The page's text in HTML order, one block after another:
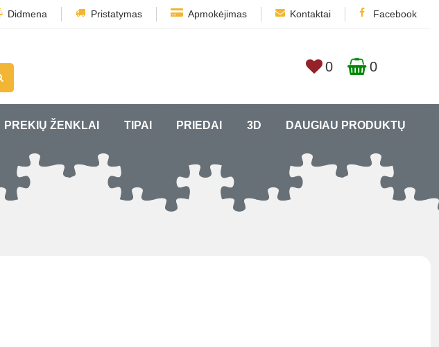
Didmena Pristatymas Apmokėjimas Kontaktai Facebook
0 0
PREKIŲ ŽENKLAI TIPAI PRIEDAI 3D DAUGIAU PRODUKTŲ